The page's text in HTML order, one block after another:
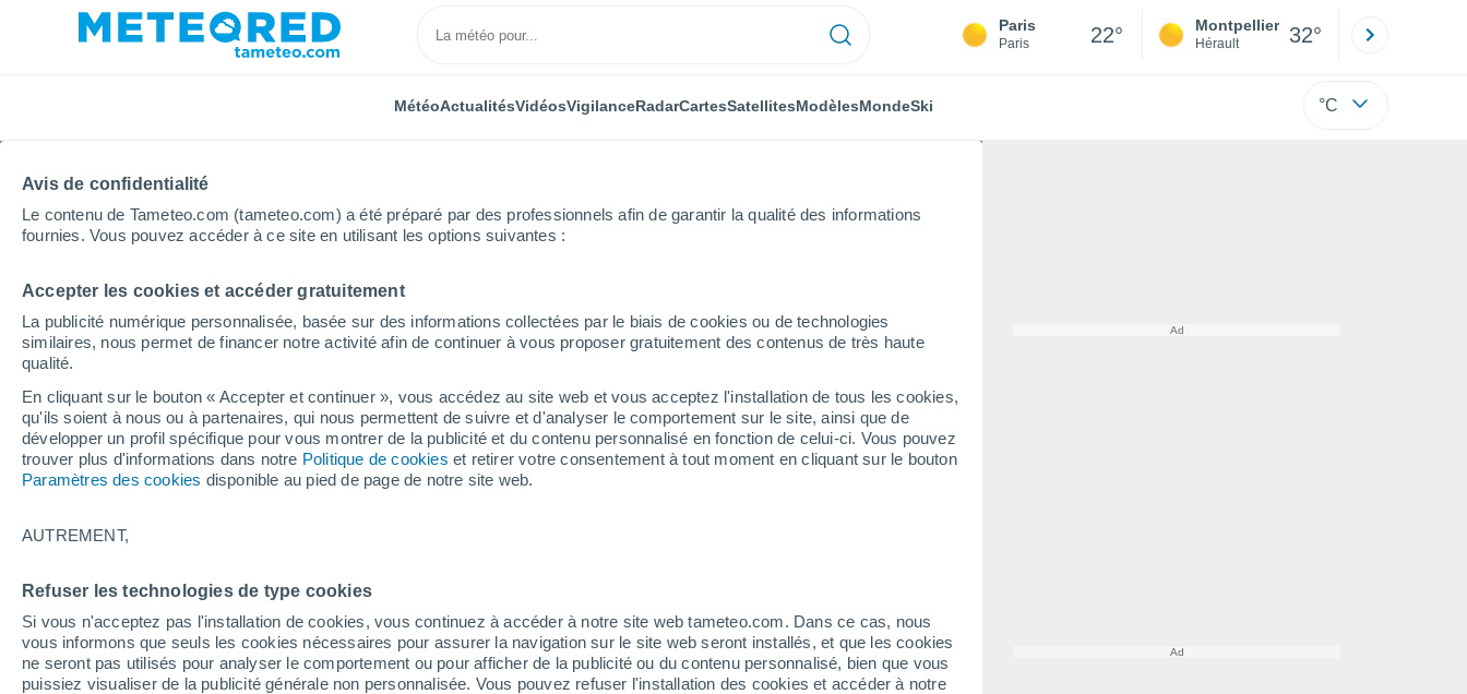
Avis de confidentialité
Le contenu de Tameteo.com (tameteo.com) a été préparé par des professionnels afin de garantir la qualité des informations
fournies. Vous pouvez accéder à ce site en utilisant les options suivantes :
Accepter les cookies et accéder gratuitement
La publicité numérique personnalisée, basée sur des informations collectées par le biais de cookies ou de technologies
similaires, nous permet de financer notre activité afin de continuer à vous proposer gratuitement des contenus de très haute
qualité.
En cliquant sur le bouton « Accepter et continuer », vous accédez au site web et vous acceptez l'installation de tous les cookies,
qu'ils soient à nous ou à partenaires, qui nous permettent de suivre et d'analyser le comportement sur le site, ainsi que de
développer un profil spécifique pour vous montrer de la publicité et du contenu personnalisé en fonction de celui-ci. Vous pouvez
trouver plus d'informations dans notre Politique de cookies et retirer votre consentement à tout moment en cliquant sur le bouton
Paramètres des cookies disponible au pied de page de notre site web.
AUTREMENT,
Refuser les technologies de type cookies
Si vous n'acceptez pas l'installation de cookies, vous continuez à accéder à notre site web tameteo.com. Dans ce cas, nous
vous informons que seuls les cookies nécessaires pour assurer la navigation sur le site web seront installés, et que les cookies
ne seront pas utilisés pour analyser le comportement ou pour afficher de la publicité ou du contenu personnalisé, bien que vous
puissiez visualiser de la publicité générale non personnalisée. Vous pouvez refuser l'installation des cookies et accéder à notre
Paris
Paris 22° Montpellier
Hérault 32°
MétéoActualitésVidéosVigilanceRadarCartesSatellitesModèlesMondeSki °C
Accueil Provence-Alpes-Côte d'Azur Var
Météo Var
Aujourd´hui, 7 août Toute la journée Symbole
35°
20°
Draguignan
36°
21°
Barjols
Callian
35°
19°
37°
21°
Salernes